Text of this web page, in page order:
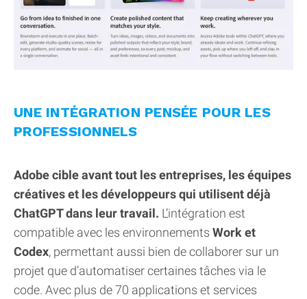
UNE INTÉGRATION PENSÉE POUR LES
PROFESSIONNELS
Adobe cible avant tout les entreprises, les équipes
créatives et les développeurs qui utilisent déjà
ChatGPT dans leur travail. L’intégration est
compatible avec les environnements Work et
Codex, permettant aussi bien de collaborer sur un
projet que d’automatiser certaines tâches via le
code. Avec plus de 70 applications et services